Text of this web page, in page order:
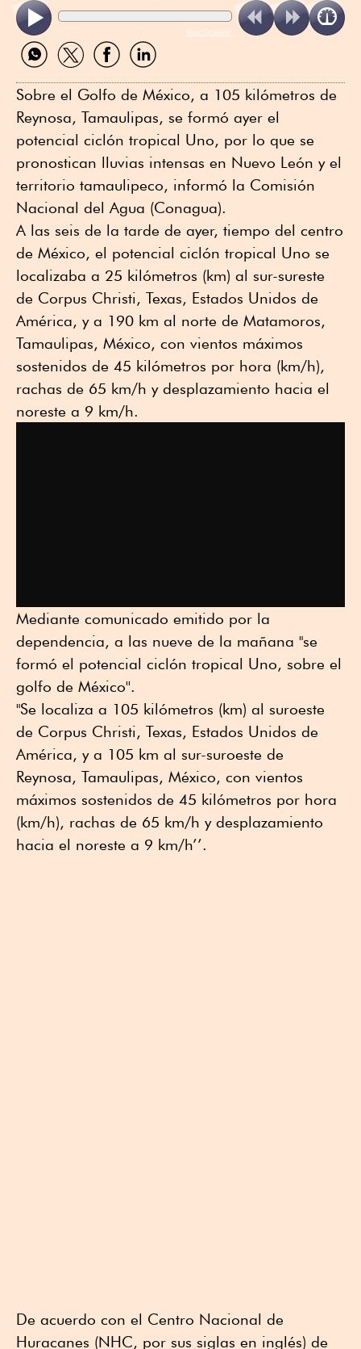
ReadSpeaker
Compartir
por
Compartir
por
Compartir
por
Compartir
por
Sobre el Golfo de México, a 105 kilómetros de
Reynosa, Tamaulipas, se formó ayer el
potencial ciclón tropical Uno, por lo que se
pronostican lluvias intensas en Nuevo León y el
territorio tamaulipeco, informó la Comisión
Nacional del Agua (Conagua).
A las seis de la tarde de ayer, tiempo del centro
de México, el potencial ciclón tropical Uno se
localizaba a 25 kilómetros (km) al sur-sureste
de Corpus Christi, Texas, Estados Unidos de
América, y a 190 km al norte de Matamoros,
Tamaulipas, México, con vientos máximos
sostenidos de 45 kilómetros por hora (km/h),
rachas de 65 km/h y desplazamiento hacia el
noreste a 9 km/h.
Mediante comunicado emitido por la
dependencia, a las nueve de la mañana "se
formó el potencial ciclón tropical Uno, sobre el
golfo de México''.
"Se localiza a 105 kilómetros (km) al suroeste
de Corpus Christi, Texas, Estados Unidos de
América, y a 105 km al sur-suroeste de
Reynosa, Tamaulipas, México, con vientos
máximos sostenidos de 45 kilómetros por hora
(km/h), rachas de 65 km/h y desplazamiento
hacia el noreste a 9 km/h’’.
De acuerdo con el Centro Nacional de
Huracanes (NHC, por sus siglas en inglés) de